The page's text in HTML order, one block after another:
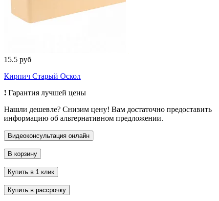
15.5 руб
Кирпич Старый Оскол
! Гарантия лучшей цены
Нашли дешевле? Снизим цену! Вам достаточно предоставить
информацию об альтернативном предложении.